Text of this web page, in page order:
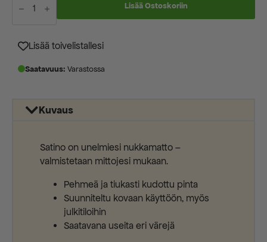
grey/brown
Lisää Ostoskoriin
Lisää toivelistallesi
Saatavuus: Varastossa
Kuvaus
Satino on unelmiesi nukkamatto –
valmistetaan mittojesi mukaan.
Pehmeä ja tiukasti kudottu pinta
Suunniteltu kovaan käyttöön, myös
julkitiloihin
Saatavana useita eri värejä